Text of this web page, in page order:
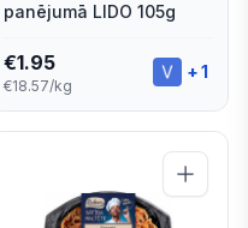
panējumā LIDO 105g
€1.95
€18.57/kg
+1